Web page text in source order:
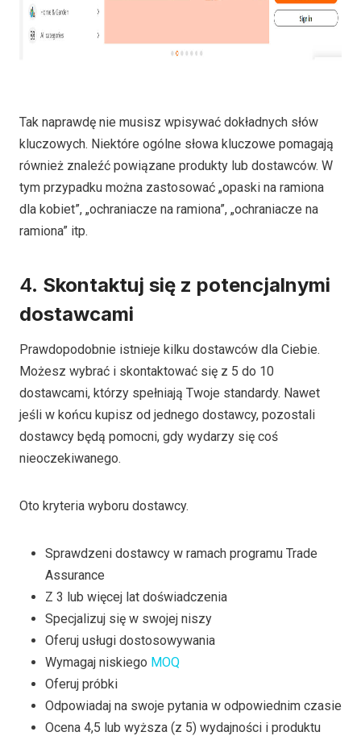
Tak naprawdę nie musisz wpisywać dokładnych słów
kluczowych. Niektóre ogólne słowa kluczowe pomagają
również znaleźć powiązane produkty lub dostawców. W
tym przypadku można zastosować „opaski na ramiona
dla kobiet”, „ochraniacze na ramiona”, „ochraniacze na
ramiona” itp.
4. Skontaktuj się z potencjalnymi
dostawcami
Prawdopodobnie istnieje kilku dostawców dla Ciebie.
Możesz wybrać i skontaktować się z 5 do 10
dostawcami, którzy spełniają Twoje standardy. Nawet
jeśli w końcu kupisz od jednego dostawcy, pozostali
dostawcy będą pomocni, gdy wydarzy się coś
nieoczekiwanego.
Oto kryteria wyboru dostawcy.
Sprawdzeni dostawcy w ramach programu Trade
Assurance
Z 3 lub więcej lat doświadczenia
Specjalizuj się w swojej niszy
Oferuj usługi dostosowywania
Wymagaj niskiego MOQ
Oferuj próbki
Odpowiadaj na swoje pytania w odpowiednim czasie
Ocena 4,5 lub wyższa (z 5) wydajności i produktu